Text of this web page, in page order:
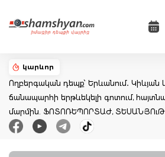
կարևոր
Ողբերգական դեպք՝ Երևանում․ Կիևյան
ճանապարհի երթևեկելի գոտում,
մարմին. ՖՈՏՈՌԵՊՈՐՏԱԺ, ՏԵՍԱՆՅՈւԹ